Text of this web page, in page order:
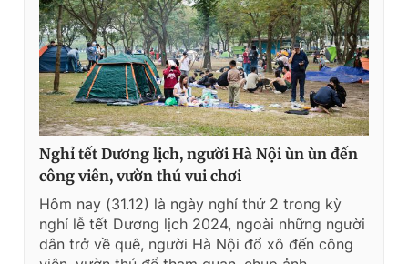
Nghỉ tết Dương lịch, người Hà Nội ùn ùn đến
công viên, vườn thú vui chơi
Hôm nay (31.12) là ngày nghỉ thứ 2 trong kỳ
nghỉ lễ tết Dương lịch 2024, ngoài những người
dân trở về quê, người Hà Nội đổ xô đến công